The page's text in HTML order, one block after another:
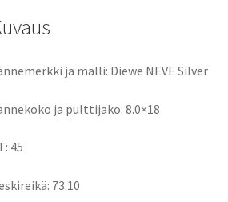
k
ja malli: Diewe NEVE Silver
ja pulttijako: 8.0×18
45
73.10